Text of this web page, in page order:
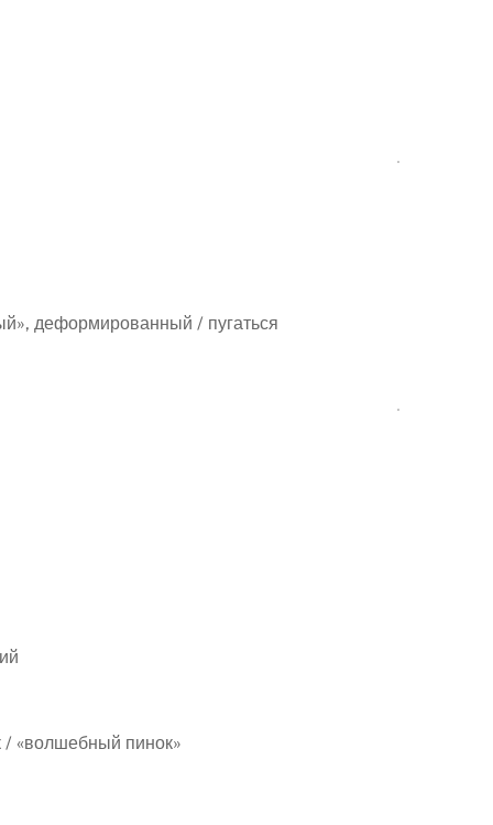
деформированный / пугаться
/ «волшебный пинок»